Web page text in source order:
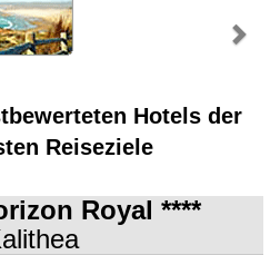
Hotels der
Reiseziele
Royal ****